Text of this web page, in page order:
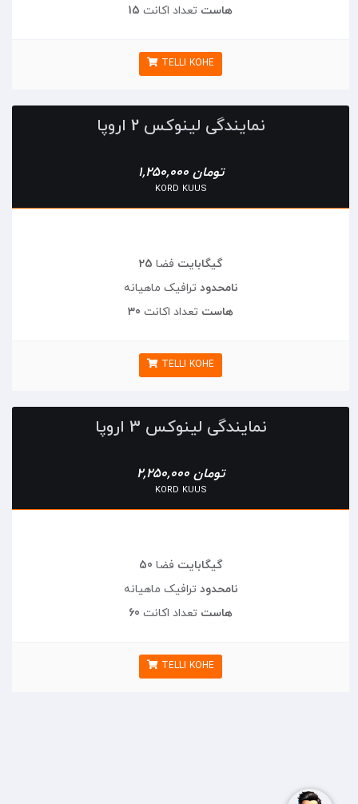
15 هاست تعداد اکانت
TELLI KOHE
نمایندگی لینوکس 2 اروپا
1,250,000 تومان
KORD KUUS
25 گیگابایت فضا
نامحدود ترافیک ماهیانه
30 هاست تعداد اکانت
TELLI KOHE
نمایندگی لینوکس 3 اروپا
2,250,000 تومان
KORD KUUS
50 گیگابایت فضا
نامحدود ترافیک ماهیانه
60 هاست تعداد اکانت
TELLI KOHE